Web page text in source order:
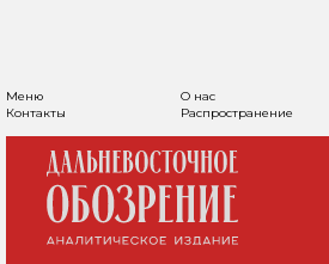
Меню О нас
Контакты
Распространение